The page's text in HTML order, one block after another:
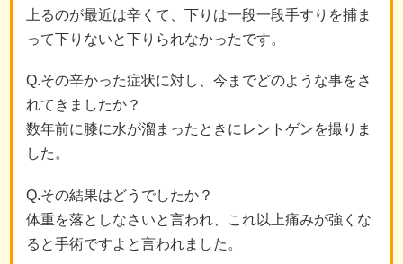
上るのが最近は辛くて、下りは一段一段手すりを捕ま
って下りないと下りられなかったです。
Q.その辛かった症状に対し、今までどのような事をさ
れてきましたか？
数年前に膝に水が溜まったときにレントゲンを撮りま
した。
Q.その結果はどうでしたか？
体重を落としなさいと言われ、これ以上痛みが強くな
ると手術ですよと言われました。